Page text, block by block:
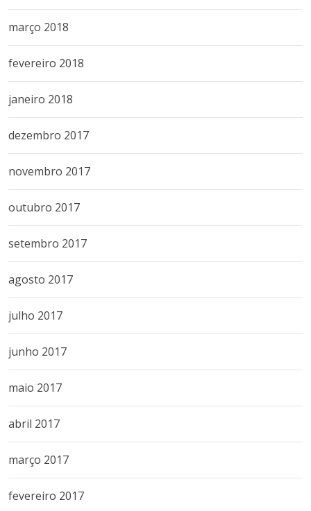
março 2018
fevereiro 2018
janeiro 2018
dezembro 2017
novembro 2017
outubro 2017
setembro 2017
agosto 2017
julho 2017
junho 2017
maio 2017
abril 2017
março 2017
fevereiro 2017